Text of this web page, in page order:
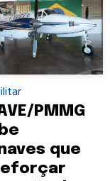
PMMG
que